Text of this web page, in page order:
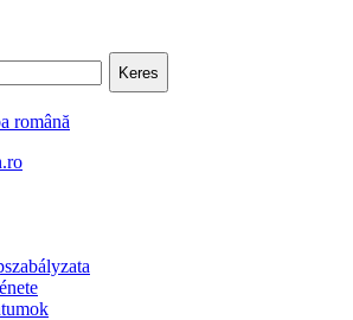
Keres
română